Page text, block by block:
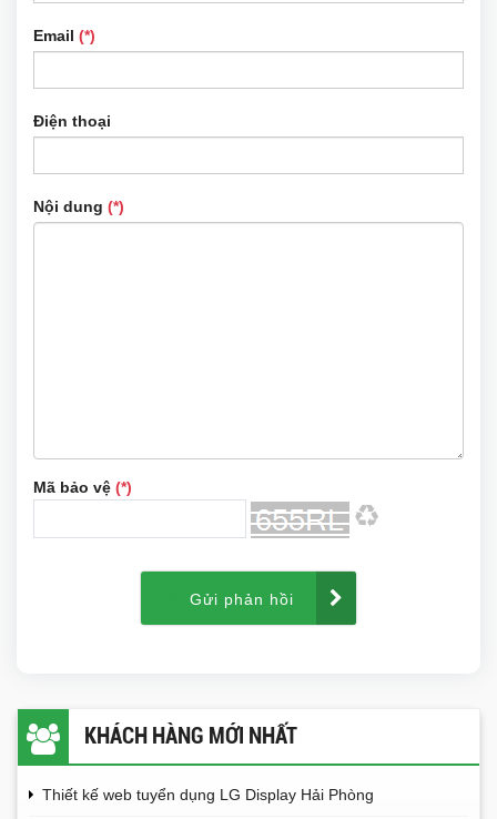
Email (*)
Điện thoại
Nội dung (*)
Mã bảo vệ (*)
Gửi phản hồi
KHÁCH HÀNG MỚI NHẤT
Thiết kế web tuyển dụng LG Display Hải Phòng